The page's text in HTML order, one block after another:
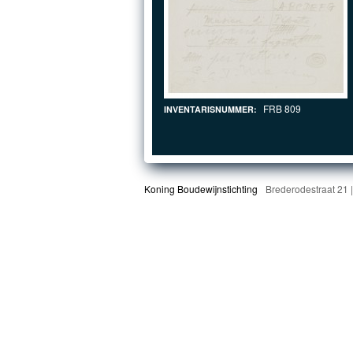
INVENTARISNUMMER: FRB 809
Koning Boudewijnstichting Brederodestraat 21